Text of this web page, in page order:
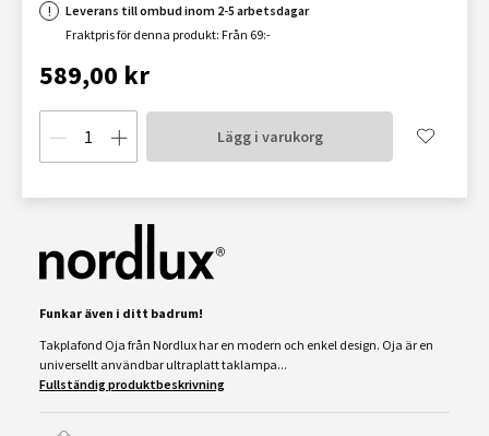
Leverans till ombud inom 2-5 arbetsdagar
Fraktpris för denna produkt: Från 69:-
589,00 kr
Lägg i varukorg
Funkar även i ditt badrum!
Takplafond Oja från Nordlux har en modern och enkel design. Oja är en
universellt användbar ultraplatt taklampa...
Fullständig produktbeskrivning